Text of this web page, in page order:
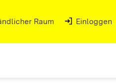
Raum (Öffnet inEinloggen